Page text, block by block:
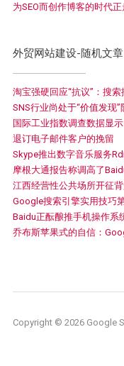
为SEO而创作博客的时代
外贸网站建设-随机文章
淘宝强硬回应“抗议”：搜
SNS行业尚处于“价值发现”
国际工业指数调查数据显
退订电子邮件客户的挽留
Skype推出数字音乐服务
摩根大通报告称调高了
江西经营性公共场所开征
Google搜索引擎实用技巧
Baidu正酝酿推手机操作系
乔布斯苹果式的自信：
Copyright © 2026 Google